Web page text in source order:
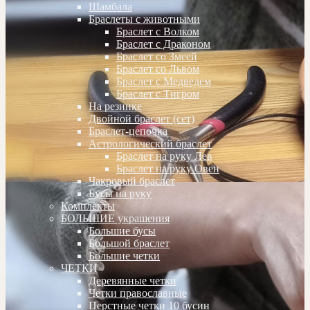
Шамбала
Браслеты с животными
Браслет с Волком
Браслет с Драконом
Браслет со Змеей
Браслет со Львом
Браслет с Медведем
Браслет с Тигром
На резинке
Двойной браслет (сет)
Браслет-цепочка
Астрологический браслет
Браслет на руку Лев
Браслет на руку Овен
Чакровый браслет
Бусы на руку
Комплекты
БОЛЬШИЕ украшения
Большие бусы
Большой браслет
Большие четки
ЧЕТКИ
Деревянные четки
Четки православные
Перстные четки 10 бусин